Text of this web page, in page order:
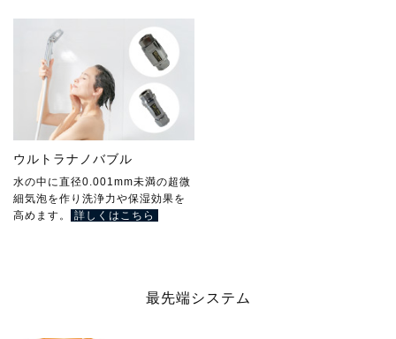
ウルトラナノバブル
水の中に直径0.001mm未満の超微
細気泡を作り洗浄力や保湿効果を
高めます。
詳しくはこちら
最先端システム